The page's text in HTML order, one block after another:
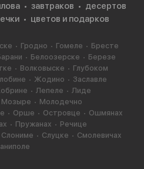
завтраков
десертов
цветов и подарков
Гродно Гомеле
Бресте
Белоозерске
Березе
Волковыске
Глубоком
Жодино
Заславле
Лепеле
Лиде
Мозыре
Молодечно
Орше Островце
Ошмянах
Пружанах
Речице
Слониме Слуцке
Смолевичах